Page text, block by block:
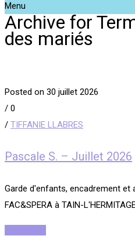
Menu
Archive for
des mariés
Posted on 30 juillet 2026
/ 0
/ TIFFANIE LLABRES
Pascale S. – Juillet 2026
Garde d'enfants, encadrement et
FAC&SPERA à TAIN-